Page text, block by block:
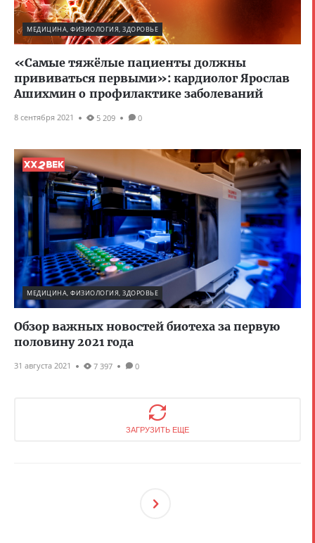
МЕДИЦИНА, ФИЗИОЛОГИЯ, ЗДОРОВЬЕ
«Самые тяжёлые пациенты должны
прививаться первыми»: кардиолог Ярослав
Ашихмин о профилактике заболеваний
8 сентября 2021 5 209 0
МЕДИЦИНА, ФИЗИОЛОГИЯ, ЗДОРОВЬЕ
Обзор важных новостей биотеха за первую
половину 2021 года
31 августа 2021 7 397 0
ЗАГРУЗИТЬ ЕЩЕ
Ующ